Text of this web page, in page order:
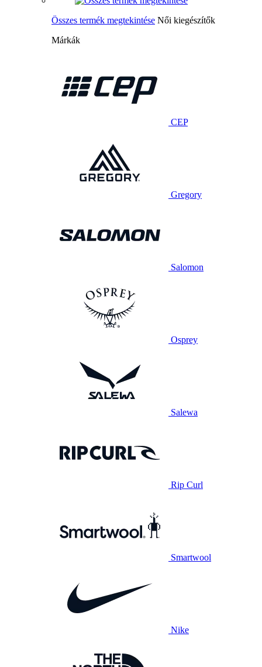
Összes termék megtekintése Női kiegészítők
Márkák
CEP
Gregory
Salomon
Osprey
Salewa
Rip Curl
Smartwool
Nike